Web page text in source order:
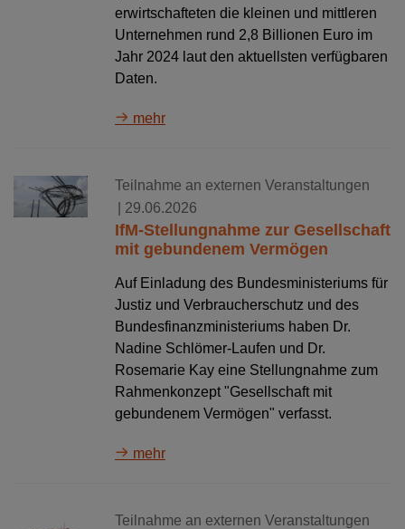
erwirtschafteten die kleinen und mittleren
Unternehmen rund 2,8 Billionen Euro im
Jahr 2024 laut den aktuellsten verfügbaren
Daten.
mehr
Teilnahme an externen Veranstaltungen
| 29.06.2026
IfM-Stellungnahme zur Gesellschaft
mit gebundenem Vermögen
Auf Einladung des Bundesministeriums für
Justiz und Verbraucherschutz und des
Bundesfinanzministeriums haben Dr.
Nadine Schlömer-Laufen und Dr.
Rosemarie Kay eine Stellungnahme zum
Rahmenkonzept "Gesellschaft mit
gebundenem Vermögen" verfasst.
mehr
Teilnahme an externen Veranstaltungen